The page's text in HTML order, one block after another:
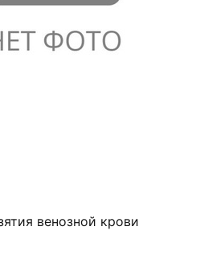
венозной крови